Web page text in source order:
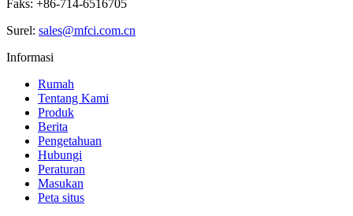
Faks: +86-714-6516705
Surel: sales@mfci.com.cn
Informasi
Rumah
Tentang Kami
Produk
Berita
Pengetahuan
Hubungi
Peraturan
Masukan
Peta situs